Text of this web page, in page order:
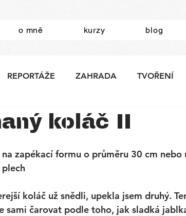
o mně kurzy blog
REPORTÁŽE ZAHRADA TVOŘENÍ
koláč II
zapékací formu o průměru 30 cm
koláč už snědli, upekla jsem druhý.
sami čarovat podle toho, jak sladká